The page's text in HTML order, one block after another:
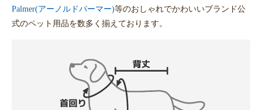
Palmer(アーノルドパーマー)等のおしゃれでかわいいブランド公
式のペット用品を数多く揃えております。